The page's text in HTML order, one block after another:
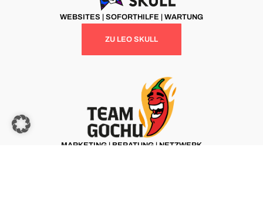
WEBSITES | SOFORTHILFE | WARTUNG
ZU LEO SKULL
MARKETING | BERATUNG | NETZWERK